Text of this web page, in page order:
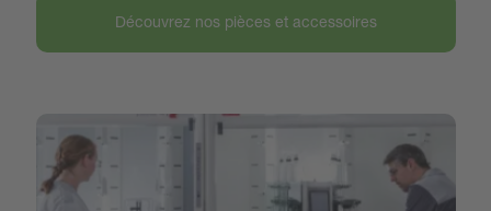
Découvrez nos pièces et accessoires